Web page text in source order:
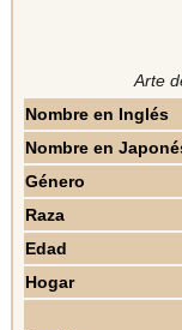
Arte
Nombre en Inglés
Nombre en
Género
Raza
Edad
Hogar